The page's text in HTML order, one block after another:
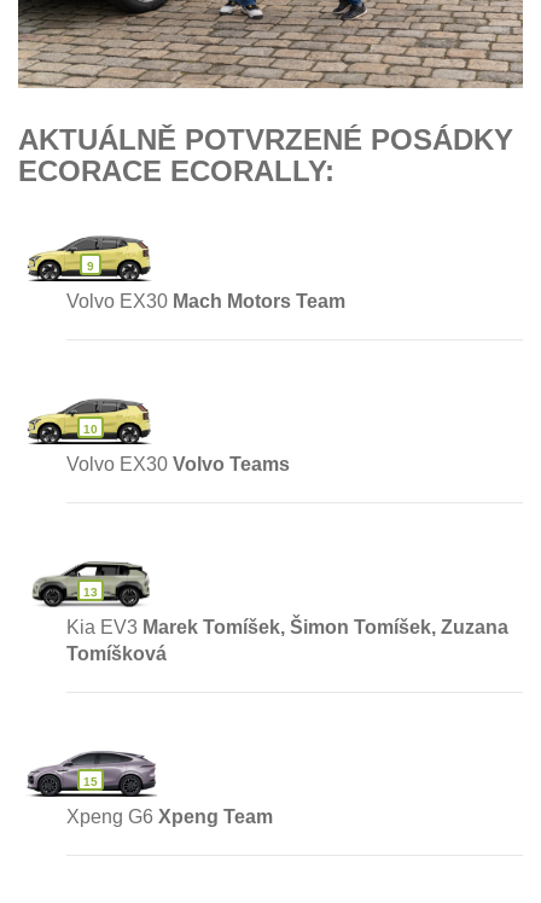
AKTUÁLNĚ POTVRZENÉ POSÁDKY
ECORACE ECORALLY:
9
Volvo EX30 Mach Motors Team
10
Volvo EX30 Volvo Teams
13
Kia EV3 Marek Tomíšek, Šimon Tomíšek, Zuzana
Tomíšková
15
Xpeng G6 Xpeng Team